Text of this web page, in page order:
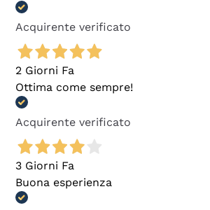
Acquirente verificato
2 Giorni Fa
Ottima come sempre!
Acquirente verificato
3 Giorni Fa
Buona esperienza